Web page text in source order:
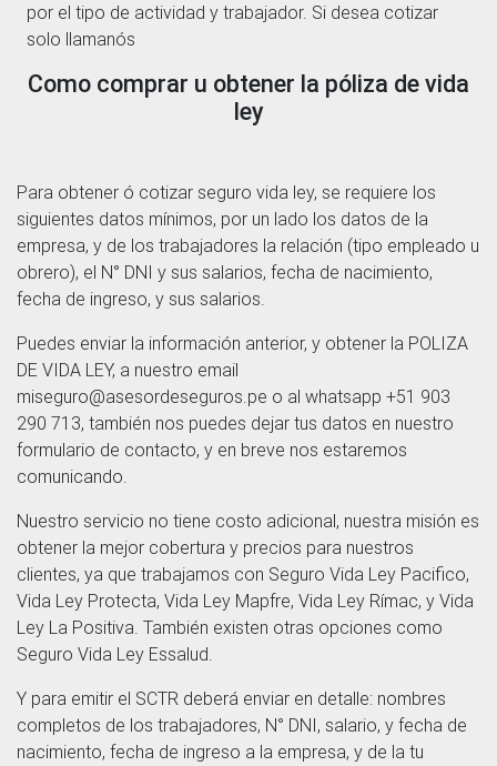
por el tipo de actividad y trabajador. Si desea cotizar
solo llamanós
Como comprar u obtener la póliza de vida
ley
Para obtener ó cotizar seguro vida ley, se requiere los
siguientes datos mínimos, por un lado los datos de la
empresa, y de los trabajadores la relación (tipo empleado u
obrero), el N° DNI y sus salarios, fecha de nacimiento,
fecha de ingreso, y sus salarios.
Puedes enviar la información anterior, y obtener la POLIZA
DE VIDA LEY, a nuestro email
miseguro@asesordeseguros.pe o al whatsapp +51 903
290 713, también nos puedes dejar tus datos en nuestro
formulario de contacto, y en breve nos estaremos
comunicando.
Nuestro servicio no tiene costo adicional, nuestra misión es
obtener la mejor cobertura y precios para nuestros
clientes, ya que trabajamos con Seguro Vida Ley Pacifico,
Vida Ley Protecta, Vida Ley Mapfre, Vida Ley Rímac, y Vida
Ley La Positiva. También existen otras opciones como
Seguro Vida Ley Essalud.
Y para emitir el SCTR deberá enviar en detalle: nombres
completos de los trabajadores, N° DNI, salario, y fecha de
nacimiento, fecha de ingreso a la empresa, y de la tu